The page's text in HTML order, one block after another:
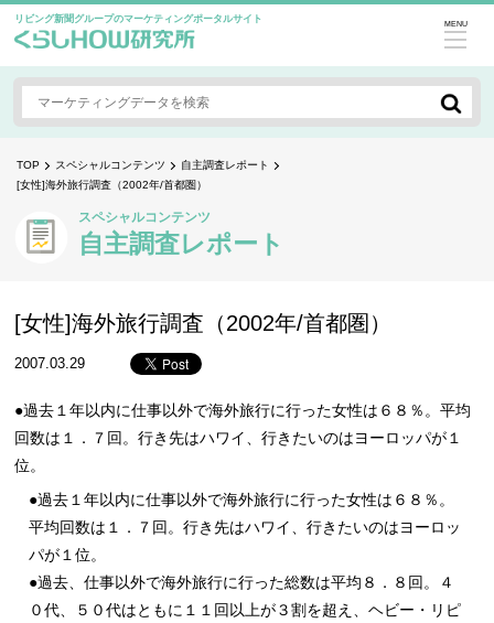
リビング新聞グループのマーケティングポータルサイト MENU
TOP スペシャルコンテンツ
自主調査レポート
[女性]海外旅行調査（2002年/首都圏）
スペシャルコンテンツ
自主調査レポート
[女性]海外旅行調査（2002年/首都圏）
2007.03.29
●過去１年以内に仕事以外で海外旅行に行った女性は６８％。平均
回数は１．７回。行き先はハワイ、行きたいのはヨーロッパが１
位。
●過去１年以内に仕事以外で海外旅行に行った女性は６８％。
平均回数は１．７回。行き先はハワイ、行きたいのはヨーロッ
パが１位。
●過去、仕事以外で海外旅行に行った総数は平均８．８回。４
０代、５０代はともに１１回以上が３割を超え、ヘビー・リピ